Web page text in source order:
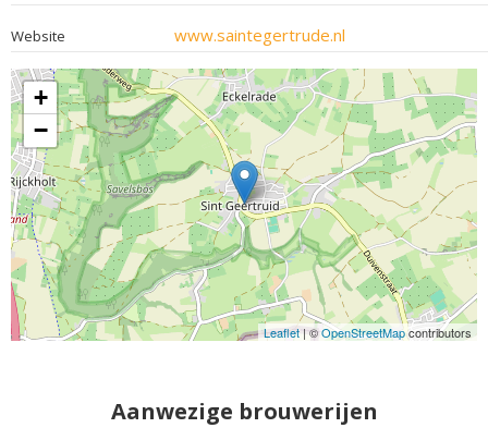
Website www.saintegertrude.nl
+
−
Leaflet| ©OpenStreetMapcontributors
Aanwezige brouwerijen